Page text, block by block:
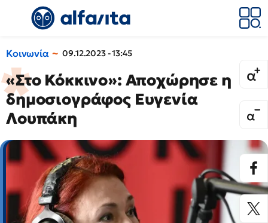
Κοινωνία 09.12.2023 - 13:45
«Στο Κόκκινο»: Αποχώρησε η
δημοσιογράφος Ευγενία
Λουπάκη